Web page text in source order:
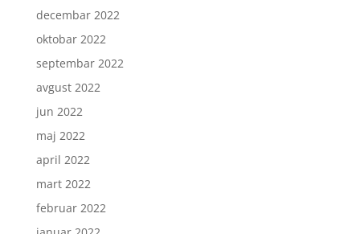
decembar 2022
oktobar 2022
septembar 2022
avgust 2022
jun 2022
maj 2022
april 2022
mart 2022
februar 2022